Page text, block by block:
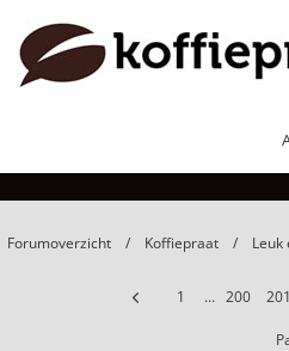
Wat heb je voor het
Forumoverzicht Koffiepraat Leuk
1 … 200 201